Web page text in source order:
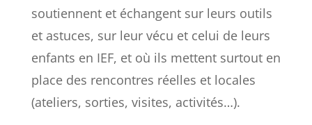
soutiennent et échangent sur leurs outils
et astuces, sur leur vécu et celui de leurs
enfants en IEF, et où ils mettent surtout en
place des rencontres réelles et locales
(ateliers, sorties, visites, activités…).